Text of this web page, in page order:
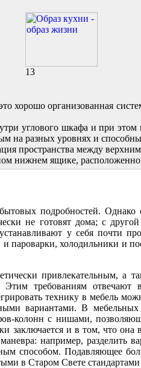
13
организованная
углового шкафа и при
разных уровнях и
пространства между
нижнем ящике,
подробностей. Однако
не готовят дома; с
у себя почти
и пароварки, холодильники и
привлекательным, а
требованиям отвечают
технику в мебель
вариантами. В мебельных
колонн с нишами,
заключается и в том, что
например, разделить
способом. Подавляющее
в Старом Свете